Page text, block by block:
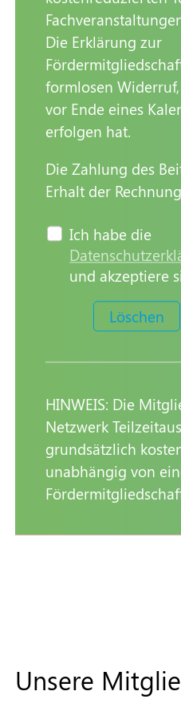
Die Erklärung zur
formlosen
vor Ende eines
erfolgen hat.
Die Zahlung des
Erhalt der
Ich habe die
und akzeptiere
Löschen
HINWEIS: Die
Netzwerk
grundsätzlich
unabhängig von
Unsere